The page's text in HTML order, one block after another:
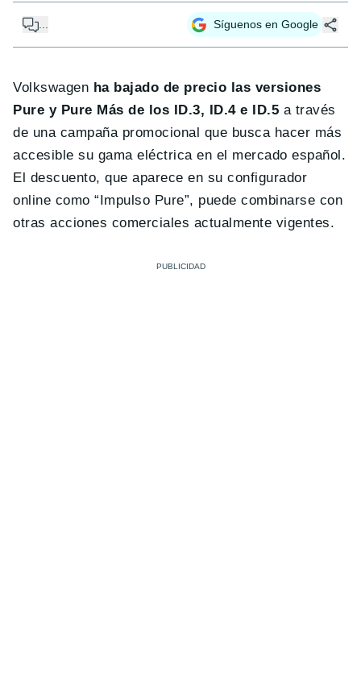
... Síguenos en Google
Volkswagen ha bajado de precio las versiones
Pure y Pure Más de los ID.3, ID.4 e ID.5 a través
de una campaña promocional que busca hacer más
accesible su gama eléctrica en el mercado español.
El descuento, que aparece en su configurador
online como “Impulso Pure”, puede combinarse con
otras acciones comerciales actualmente vigentes.